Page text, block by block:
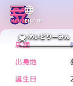
MENUEN／JP
めいどりーみん
PREV
店舗
出身地
誕生日